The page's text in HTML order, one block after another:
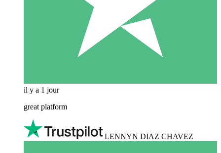
il y a 1 jour
great platform
LENNYN DIAZ CHAVEZ